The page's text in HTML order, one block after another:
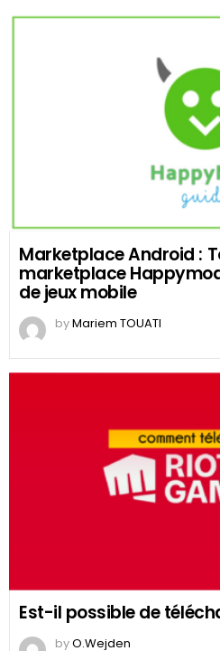
Marketplace Android :
marketplace
de jeux mobile
byMariem TOUATI
Est-il possible de
byO.Wejden